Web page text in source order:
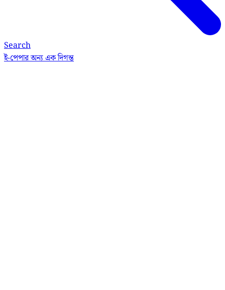
Search
ই-পেপারঅন্য এক দিগন্ত